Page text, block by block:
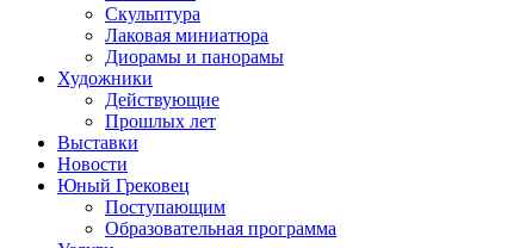
Скульптура
Лаковая миниатюра
Диорамы и панорамы
Художники
Действующие
Прошлых лет
Выставки
Новости
Юный Грековец
Поступающим
Образовательная программа